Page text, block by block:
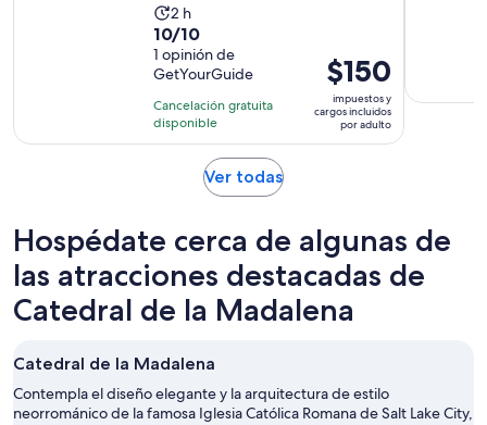
La
actividad
dura
2
horas
2 h
10.0
de
10
con
1
opinión
10/10
1 opinión de
GetYourGuide
Cancelación gratuita
disponible
El
precio
es
de
$150
impuestos y
cargos incluidos
por adulto
Ver todasSe
una
nueva
pestaña
Hospédate cerca de algunas de
las atracciones destacadas de
Catedral de la Madalena
Catedral de la Madalena
Contempla el diseño elegante y la arquitectura de estilo
neorrománico de la famosa Iglesia Católica Romana de Salt Lake City,